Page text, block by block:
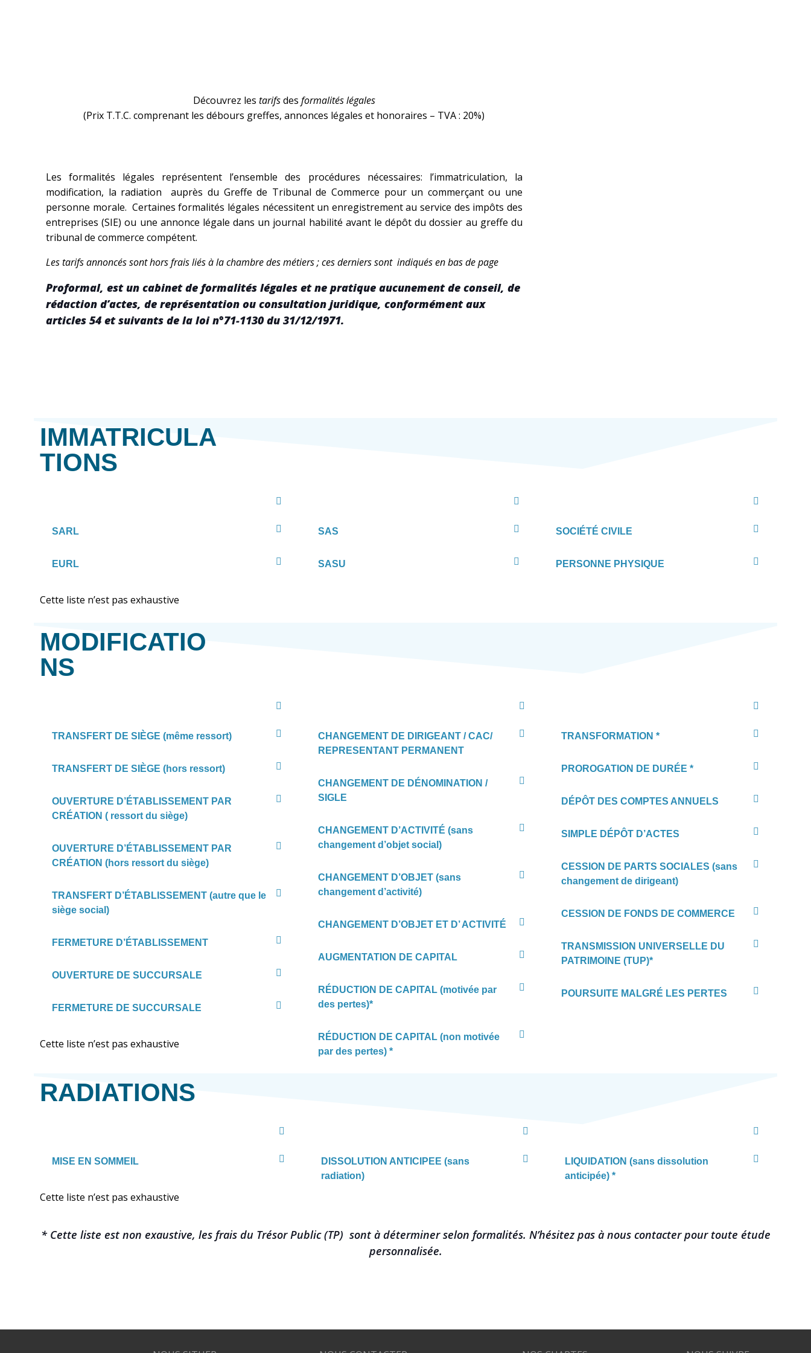
Découvrez les tarifsdes formalités légales
(Prix T.T.C. comprenant les débours greffes, annonces légales et honoraires – TVA : 20%)
Les formalités légales représentent l’ensemble des procédures nécessaires: l’immatriculation, la
modification, la radiation auprès du Greffe de Tribunal de Commerce pour un commerçant ou une
personne morale. Certaines formalités légales nécessitent un enregistrement au service des impôts des
entreprises (SIE) ou une annonce légale dans un journal habilité avant le dépôt du dossier au greffe du
tribunal de commerce compétent.
Les tarifs annoncés sont hors frais liés à la chambre des métiers ; ces derniers sont indiqués en bas de page
Proformal, est un cabinet de formalités légales et ne pratique aucunement de conseil, de
rédaction d’actes, de représentation ou consultation juridique, conformément aux
articles 54 et suivants de la loi n°71-1130 du 31/12/1971.
IMMATRICULA
TIONS
SARL
EURL
Cette liste n’est pas exhaustive
SAS
SASU
SOCIÉTÉ CIVILE
PERSONNE PHYSIQUE
MODIFICATIO
NS
TRANSFERT DE SIÈGE (même ressort)
TRANSFERT DE SIÈGE (hors ressort)
OUVERTURE D’ÉTABLISSEMENT PAR
CRÉATION ( ressort du siège)
OUVERTURE D’ÉTABLISSEMENT PAR
CRÉATION (hors ressort du siège)
TRANSFERT D’ÉTABLISSEMENT (autre que le
siège social)
FERMETURE D’ÉTABLISSEMENT
OUVERTURE DE SUCCURSALE
FERMETURE DE SUCCURSALE
Cette liste n’est pas exhaustive
CHANGEMENT DE DIRIGEANT / CAC/
REPRESENTANT PERMANENT
CHANGEMENT DE DÉNOMINATION /
SIGLE
CHANGEMENT D’ACTIVITÉ (sans
changement d’objet social)
CHANGEMENT D’OBJET (sans
changement d’activité)
CHANGEMENT D’OBJET ET D’ ACTIVITÉ
AUGMENTATION DE CAPITAL
RÉDUCTION DE CAPITAL (motivée par
des pertes)*
RÉDUCTION DE CAPITAL (non motivée
par des pertes) *
TRANSFORMATION *
PROROGATION DE DURÉE *
DÉPÔT DES COMPTES ANNUELS
SIMPLE DÉPÔT D’ACTES
CESSION DE PARTS SOCIALES (sans
changement de dirigeant)
CESSION DE FONDS DE COMMERCE
TRANSMISSION UNIVERSELLE DU
PATRIMOINE (TUP)*
POURSUITE MALGRÉ LES PERTES
RADIATIONS
MISE EN SOMMEIL
Cette liste n’est pas exhaustive
DISSOLUTION ANTICIPEE (sans
radiation)
LIQUIDATION (sans dissolution
anticipée) *
* Cette liste est non exaustive, les frais du Trésor Public (TP) sont à déterminer selon formalités. N’hésitez pas à nous contacter pour toute étude
personnalisée.